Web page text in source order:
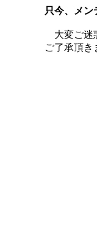
只今、メン
大変ご迷
ご了承頂き